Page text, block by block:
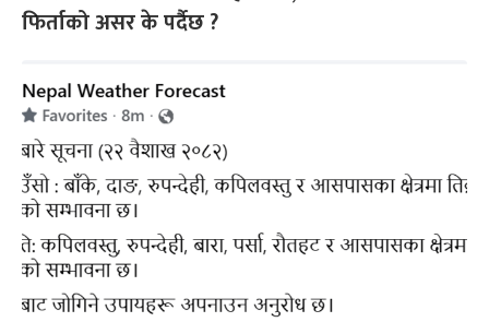
फिर्ताको असर के पर्दैछ ?